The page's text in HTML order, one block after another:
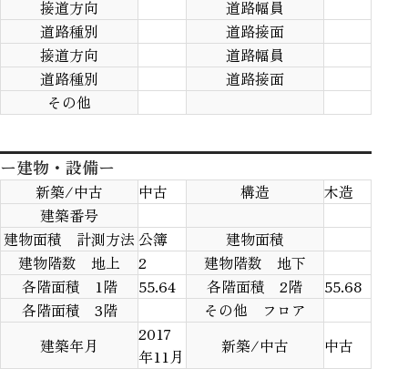
接道方向
道路幅員
道路種別
道路接面
接道方向
道路幅員
道路種別
道路接面
その他
ー建物・設備ー
新築/中古 中古 構造
木造
建築番号
建物面積 計測方法公簿
建物面積
建物階数 地上
2
建物階数 地下
各階面積 1階
55.64 各階面積 2階
55.68
各階面積 3階
その他 フロア
建築年月
2017
年11月
新築/中古 中古